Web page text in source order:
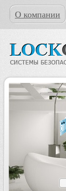
О компании